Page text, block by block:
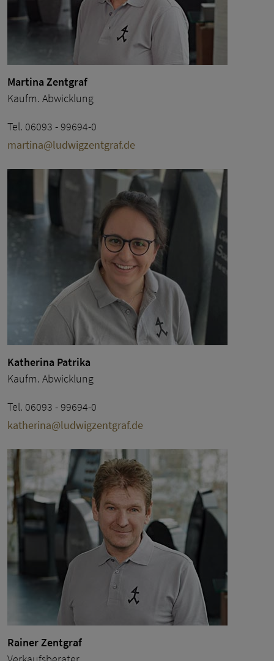
Martina Zentgraf
Kaufm. Abwicklung
Tel. 06093 - 99694-0
martina@ludwigzentgraf.de
Katherina Patrika
Kaufm. Abwicklung
Tel. 06093 - 99694-0
katherina@ludwigzentgraf.de
Rainer Zentgraf